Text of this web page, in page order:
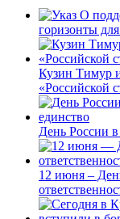
горизонты
Кузин Тимур
«Российской
День России
12 июня –